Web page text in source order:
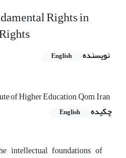
Rights in
نویسنده English
of Higher Education, Qom, Iran
چکیده
English
intellectual foundations of